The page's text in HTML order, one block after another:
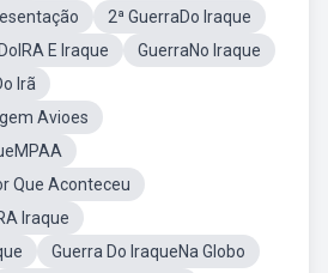
2ª GuerraDo Iraque
E Iraque
GuerraNo Iraque
Irã
Avioes
Que Aconteceu
Iraque
Guerra Do IraqueNa Globo